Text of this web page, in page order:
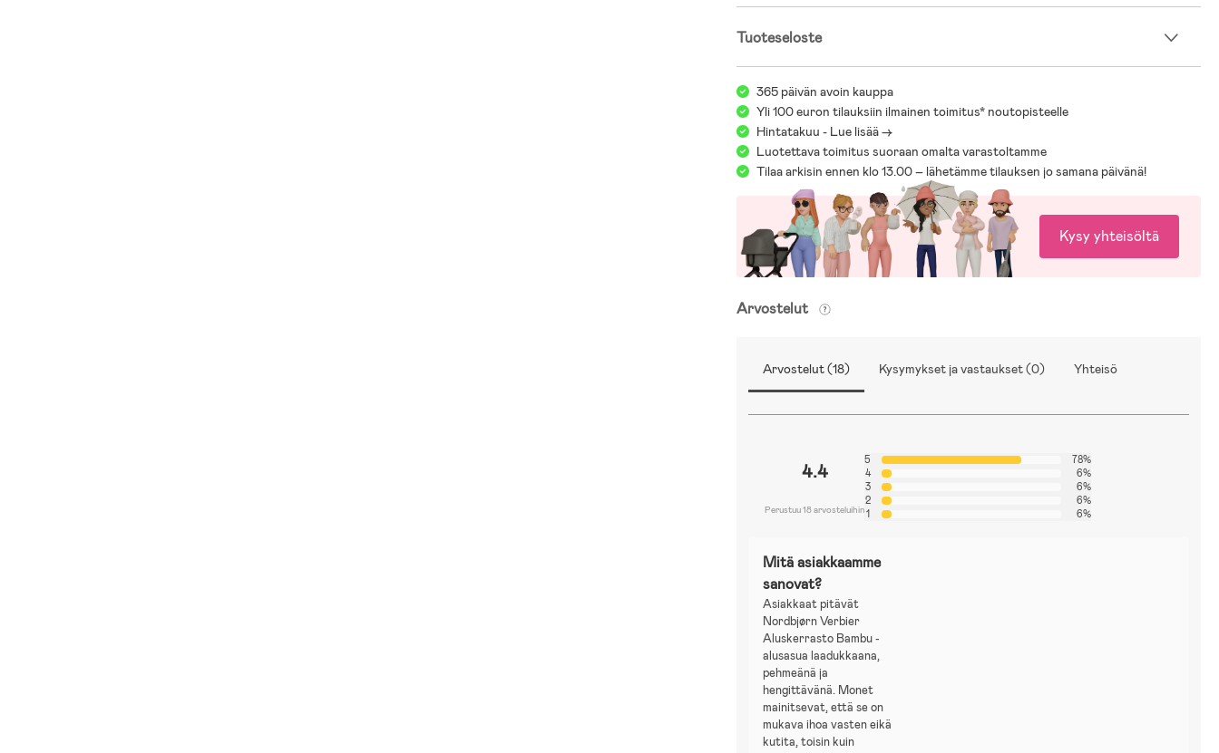
Tuoteseloste
365 päivän avoin kauppa
Yli 100 euron tilauksiin ilmainen toimitus* noutopisteelle
Hintatakuu - Lue lisää ->
Luotettava toimitus suoraan omalta varastoltamme
Tilaa arkisin ennen klo 13.00 – lähetämme tilauksen jo samana päivänä!
Kysy yhteisöltä
Arvostelut
Arvostelut (18) Kysymykset ja vastaukset (0) Yhteisö
4.4
Perustuu 18 arvosteluihin
5
78%
4
6%
3
6%
2
6%
1
6%
Mitä asiakkaamme
sanovat?
Asiakkaat pitävät
Nordbjørn Verbier
Aluskerrasto Bambu -
alusasua laadukkaana,
pehmeänä ja
hengittävänä. Monet
mainitsevat, että se on
mukava ihoa vasten eikä
kutita, toisin kuin